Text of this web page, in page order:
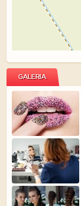
GALERIA